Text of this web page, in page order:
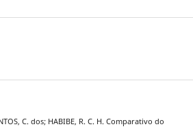
C. dos; HABIBE, R. C. H. Comparativo do